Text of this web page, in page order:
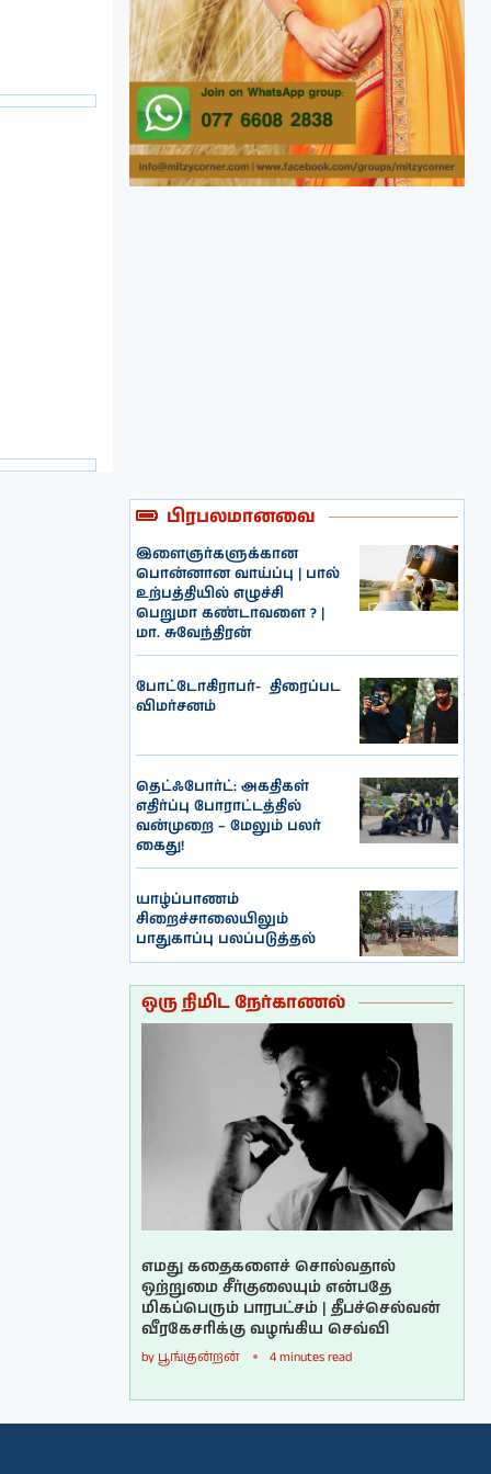
பிரபலமானவை
இளைஞர்களுக்கான
பொன்னான வாய்ப்பு | பால்
உற்பத்தியில் எழுச்சி
பெறுமா கண்டாவளை ? |
மா. சுவேந்திரன்
போட்டோகிராபர்- ‌ திரைப்பட
விமர்சனம்
தெட்ஃபோர்ட்: அகதிகள்
எதிர்ப்பு போராட்டத்தில்
வன்முறை – மேலும் பலர்
கைது!
யாழ்ப்பாணம்
சிறைச்சாலையிலும்
பாதுகாப்பு பலப்படுத்தல்
ஒரு நிமிட நேர்காணல்
எமது கதைகளைச் சொல்வதால்
ஒற்றுமை சீர்குலையும் என்பதே
மிகப்பெரும் பாரபட்சம் | தீபச்செல்வன்
வீரகேசரிக்கு வழங்கிய செவ்வி
by பூங்குன்றன் 4 minutes read